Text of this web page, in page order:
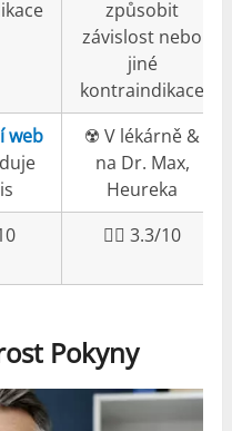
způsobit
závislost nebo
jiné
kontraindikace
web
☢️ V lékárně &
na Dr. Max,
Heureka
👎🏼 3.3/10
Pokyny